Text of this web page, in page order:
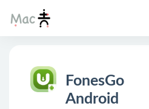
FonesGo
Android